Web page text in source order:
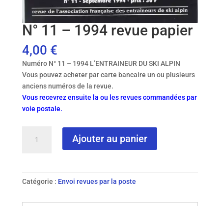
N° 11 – 1994 revue papier
4,00 €
Numéro N° 11 – 1994 L’ENTRAINEUR DU SKI ALPIN
Vous pouvez acheter par carte bancaire un ou plusieurs
anciens numéros de la revue.
Vous recevrez ensuite la ou les revues commandées par
voie postale.
Ajouter au panier
Catégorie : Envoi revues par la poste